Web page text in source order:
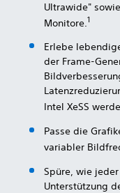
Ultrawide"
Monitore. 1
Erlebe
der Frame-
Intel XeSS
Passe die
variabler
Spüre, wie
Unterstützung